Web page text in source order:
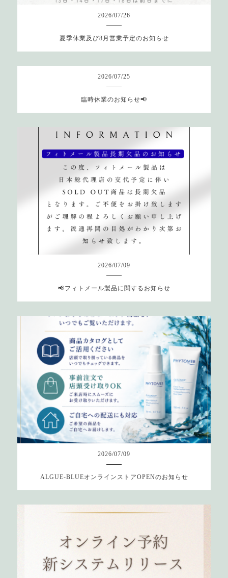
2026/07/26
夏季休業及び8月営業予定のお知らせ
2026/07/25
臨時休業のお知らせ📢
2026/07/09
📢フィトメール製品に関するお知らせ
2026/07/09
ALGUE-BLUEオンラインストアOPENのお知らせ